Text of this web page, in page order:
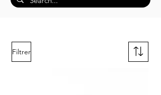
Filtrer